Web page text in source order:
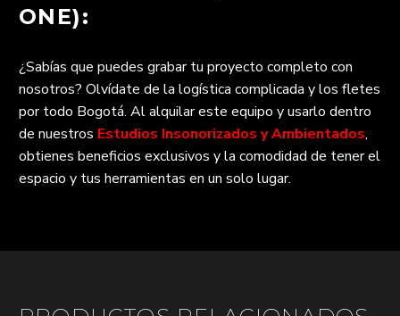
ONE):
¿Sabías que puedes grabar tu proyecto completo con
nosotros? Olvídate de la logística complicada y los fletes
por todo Bogotá. Al alquilar este equipo y usarlo dentro
de nuestros Estudios Insonorizados y Ambientados,
obtienes beneficios exclusivos y la comodidad de tener el
espacio y tus herramientas en un solo lugar.